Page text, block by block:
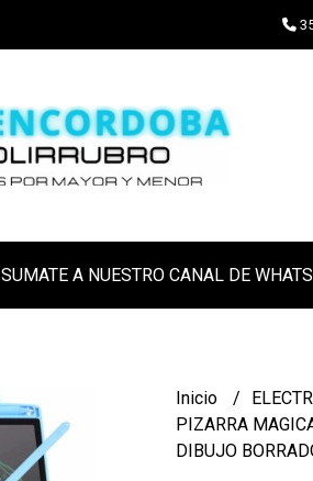
SUMATE A NUESTRO CANAL DE
Inicio
PIZARRA
DIBUJO